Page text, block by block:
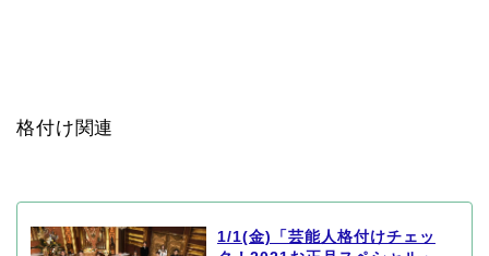
格付け関連
1/1(金)「芸能人格付けチェッ